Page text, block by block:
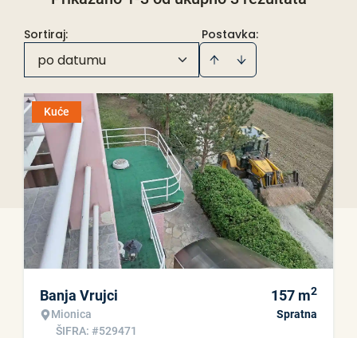
Postavka:
Sortiraj:
po datumu
Kuće
Banja Vrujci
Mionica
ŠIFRA: #529471
157 m2
Spratna